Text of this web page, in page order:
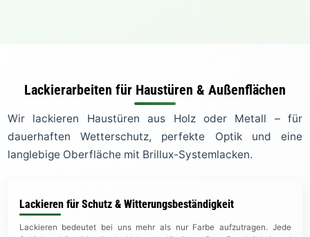
Lackierarbeiten für Haustüren & Außenflächen
Wir lackieren Haustüren aus Holz oder Metall – für
dauerhaften Wetterschutz, perfekte Optik und eine
langlebige Oberfläche mit Brillux-Systemlacken.
Lackieren für Schutz & Witterungsbeständigkeit
Lackieren bedeutet bei uns mehr als nur Farbe aufzutragen. Jede